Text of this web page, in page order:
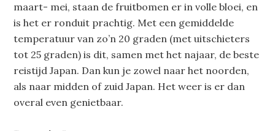
maart- mei, staan de fruitbomen er in volle bloei, en
is het er ronduit prachtig. Met een gemiddelde
temperatuur van zo’n 20 graden (met uitschieters
tot 25 graden) is dit, samen met het najaar, de beste
reistijd Japan. Dan kun je zowel naar het noorden,
als naar midden of zuid Japan. Het weer is er dan
overal even genietbaar.